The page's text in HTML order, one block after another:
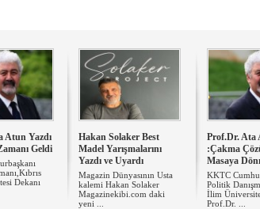
Atun Yazdı
Geldi
Dekanı
Hakan Solaker Best
Madel Yarışmalarını
Yazdı ve Uyardı
Magazin Dünyasının Usta
kalemi Hakan Solaker
Magazinekibi.com daki
yeni ...
Prof.Dr. Ata
:Çakma
Masaya
KKTC
Politik
İlim
Prof.Dr. ...